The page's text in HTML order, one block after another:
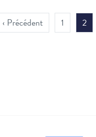
‹ Précédent 1 2